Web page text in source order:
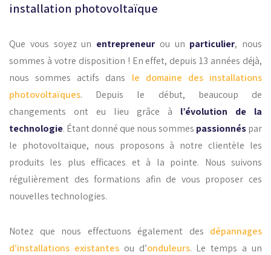
installation photovoltaïque
Que vous soyez un entrepreneurou un particulier, nous
sommes à votre disposition ! En effet, depuis 13 années déjà,
nous sommes actifs dans le domaine des installations
photovoltaïques. Depuis le début, beaucoup de
changements ont eu lieu grâce à l’évolution de la
technologie. Étant donné que nous sommes passionnéspar
le photovoltaïque, nous proposons à notre clientèle les
produits les plus efficaces et à la pointe. Nous suivons
régulièrement des formations afin de vous proposer ces
nouvelles technologies.
Notez que nous effectuons également des dépannages
d’installations existantesou d’onduleurs. Le temps a un